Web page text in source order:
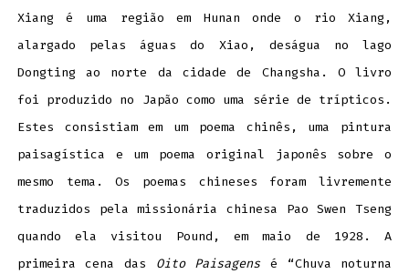
Xiang é uma região em Hunan onde o rio Xiang,
alargado pelas águas do Xiao, deságua no lago
Dongting ao norte da cidade de Changsha. O livro
foi produzido no Japão como uma série de trípticos.
Estes consistiam em um poema chinês, uma pintura
paisagística e um poema original japonês sobre o
mesmo tema. Os poemas chineses foram livremente
traduzidos pela missionária chinesa Pao Swen Tseng
quando ela visitou Pound, em maio de 1928. A
primeira cena das Oito Paisagensé “Chuva noturna